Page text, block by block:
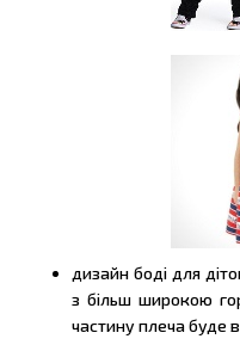
дизайн боді для
з більш широкою
частину плеча буде